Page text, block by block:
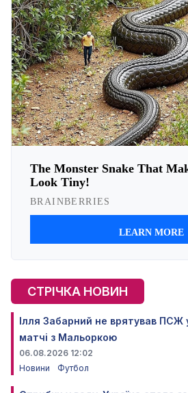
СТРІЧКА НОВИН
Ілля Забарний не врятував ПСЖ
матчі з Мальоркою
06.08.2026 12:02
Новини
Футбол